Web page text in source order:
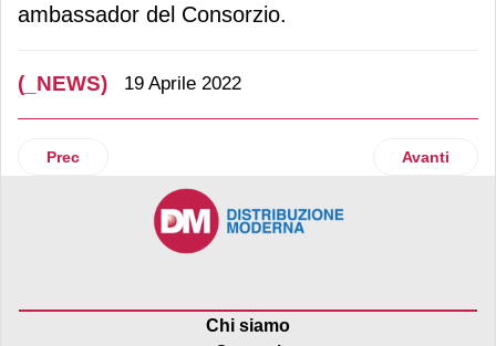
ambassador del Consorzio.
(_NEWS) 19 Aprile 2022
Articolo precedente: Yogurt Latterie Inalpi: nasce dal latte
Prec Articolo
Avanti
Chi siamo